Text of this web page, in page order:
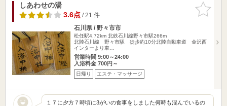
お気に入
りに追加
しあわせの湯
3.6点/ 21 件
石川県 / 野々市市
松任駅4.72km 北鉄石川線野々市駅266m
北陸石川線 野々市駅 徒歩約10分北陸自動車道 金沢西
インターより車…
営業時間 9:00～24:00
入浴料金 700円～
日帰り エステ・マッサージ
１７に夕方７時頃に3がいの食事をしました何時も混んでいるの